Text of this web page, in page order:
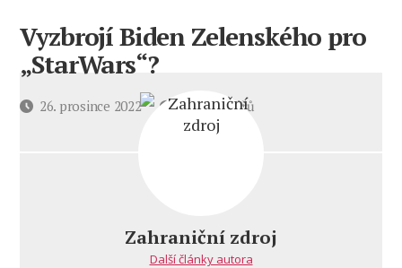
Vyzbrojí Biden Zelenského pro
„StarWars“?
Datum26. prosince 2022 5 komentářůu
pro
Zahraniční zdroj
Další články autora